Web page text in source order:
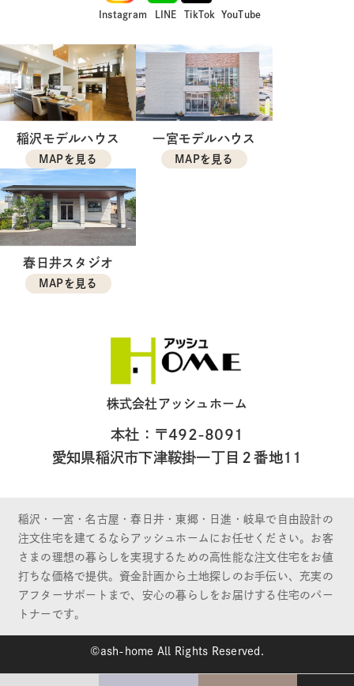
Instagram LINE TikTok YouTube
稲沢モデルハウス
MAPを見る
一宮モデルハウス
MAPを見る
春日井スタジオ
MAPを見る
株式会社アッシュホーム
本社：〒492-8091
愛知県稲沢市下津鞍掛一丁目２番地11
稲沢・一宮・名古屋・春日井・東郷・日進・岐阜で自由設計の
注文住宅を建てるならアッシュホームにお任せください。お客
さまの理想の暮らしを実現するための高性能な注文住宅をお値
打ちな価格で提供。資金計画から土地探しのお手伝い、充実の
アフターサポートまで、安心の暮らしをお届けする住宅のパー
トナーです。
©ash-home All Rights Reserved.